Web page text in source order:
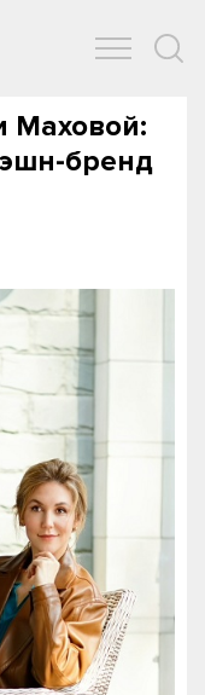
Маховой:
бренд